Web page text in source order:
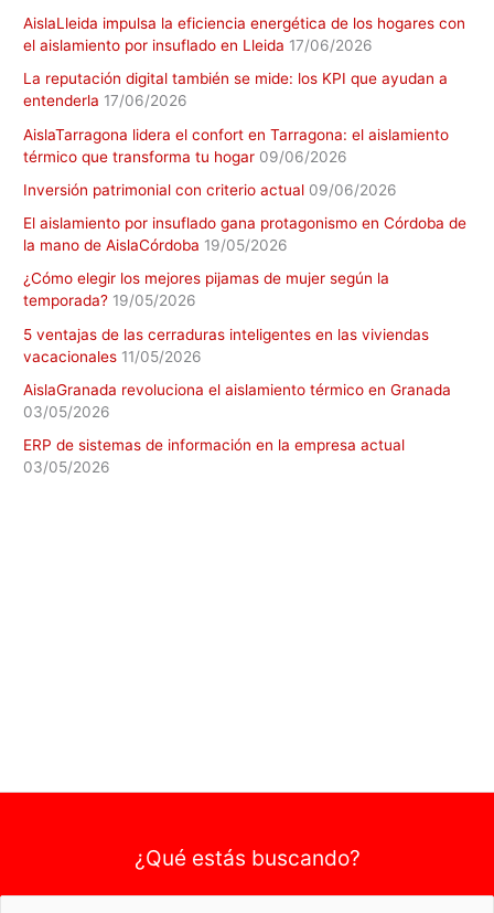
AislaLleida impulsa la eficiencia energética de los hogares con
el aislamiento por insuflado en Lleida 17/06/2026
La reputación digital también se mide: los KPI que ayudan a
entenderla 17/06/2026
AislaTarragona lidera el confort en Tarragona: el aislamiento
térmico que transforma tu hogar 09/06/2026
Inversión patrimonial con criterio actual 09/06/2026
El aislamiento por insuflado gana protagonismo en Córdoba de
la mano de AislaCórdoba 19/05/2026
¿Cómo elegir los mejores pijamas de mujer según la
temporada? 19/05/2026
5 ventajas de las cerraduras inteligentes en las viviendas
vacacionales 11/05/2026
AislaGranada revoluciona el aislamiento térmico en Granada
03/05/2026
ERP de sistemas de información en la empresa actual
03/05/2026
¿Qué estás buscando?